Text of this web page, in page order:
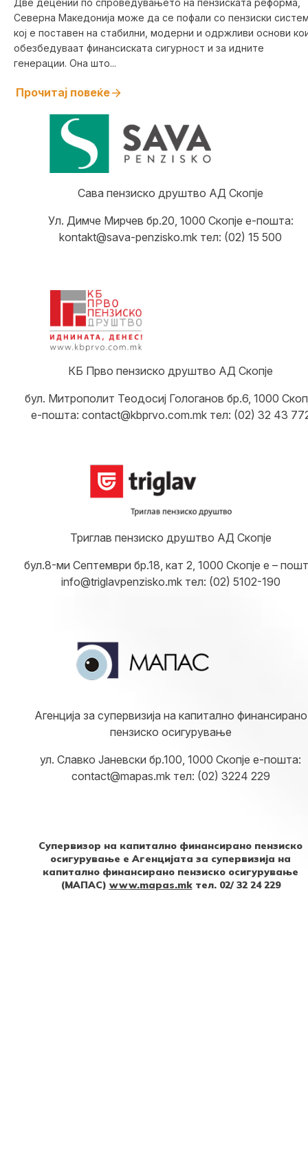
очекува понатаму?
Северна Македонија може да се пофали со пензиски
кој е поставен на стабилни, модерни и одржливи основи
обезбедуваат финансиската сигурност и за идните
генерации. Она што...
Прочитај повеќе
Сава пензиско друштво АД Скопје
Ул. Димче Мирчев бр.20, 1000 Скопје е-пошта:
kontakt@sava-penzisko.mk тел: (02) 15 500
КБ Прво пензиско друштво АД Скопје
бул. Митрополит Теодосиј Гологанов бр.6, 1000
е-пошта: contact@kbprvo.com.mk тел: (02) 32 43
Триглав пензиско друштво АД Скопје
бул.8-ми Септември бр.18, кат 2, 1000 Скопје е –
info@triglavpenzisko.mk тел: (02) 5102-190
Агенција за супервизија на капитално финансирано
пензиско осигурување
ул. Славко Јаневски бр.100, 1000 Скопје е-пошта:
contact@mapas.mk тел: (02) 3224 229
Супервизор на капитално финансирано пензиско
осигурување е Агенцијата за супервизија на
капитално финансирано пензиско осигурување
(МАПАС) www.mapas.mkтел. 02/ 32 24 229